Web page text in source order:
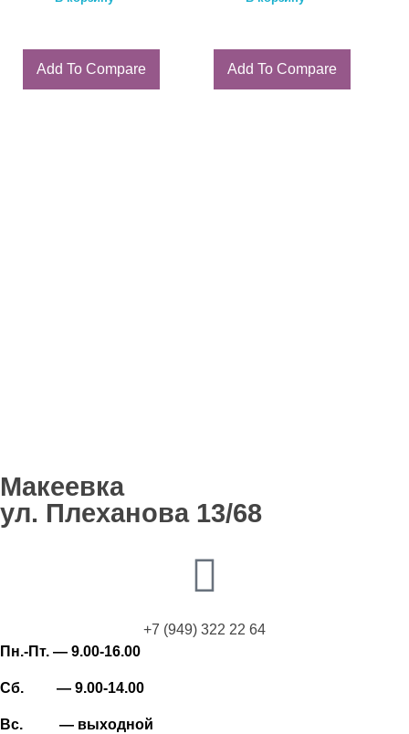
Add To Compare Add To Compare
Макеевка
ул. Плеханова 13/68
+7 (949) 322 22 64
Пн.-Пт. — 9.00-16.00
Сб. — 9.00-14.00
Вс. — выходной